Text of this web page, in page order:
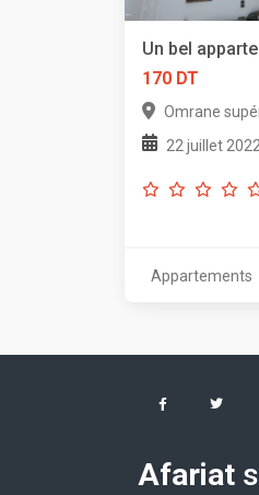
Un bel
170 DT
Omrane
22 juillet
Appartements
Afariat